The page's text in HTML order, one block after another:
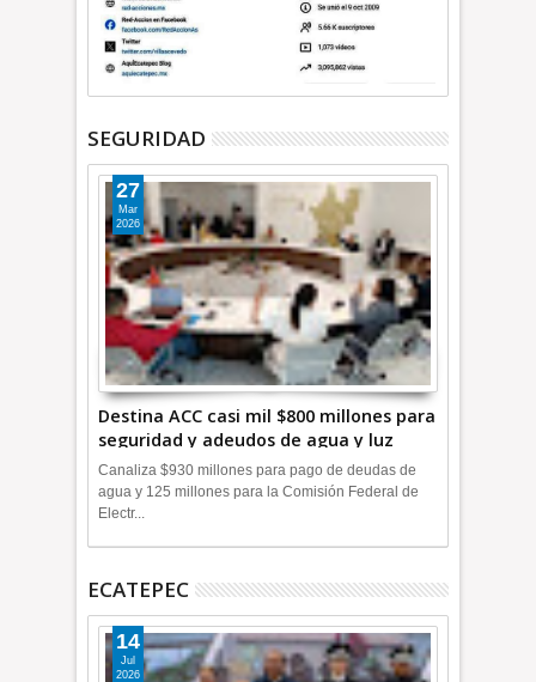
SEGURIDAD
Destina ACC casi mil $800 millones para
seguridad y adeudos de agua y luz
+Video
27
Mar
2026
Canaliza $930 millones para pago de deudas de
agua y 125 millones para la Comisión Federal de
Electr...
ECATEPEC
14
Jul
2026